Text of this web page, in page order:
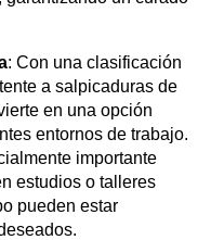
: Con una clasificación
a salpicaduras de
en una opción
entornos de trabajo.
importante
estudios o talleres
pueden estar